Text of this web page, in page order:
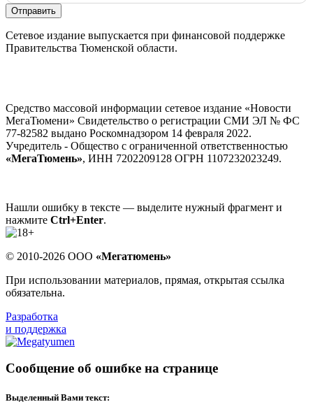
Отправить
Сетевое издание выпускается при финансовой поддержке
Правительства Тюменской области.
Средство массовой информации сетевое издание «Новости
МегаТюмени» Свидетельство о регистрации СМИ ЭЛ № ФС
77-82582 выдано Роскомнадзором 14 февраля 2022.
Учредитель - Общество с ограниченной ответственностью
«МегаТюмень», ИНН 7202209128 ОГРН 1107232023249.
Нашли ошибку в тексте — выделите нужный фрагмент и
нажмите Ctrl+Enter.
© 2010-2026 ООО «Мегатюмень»
При использовании материалов, прямая, открытая ссылка
обязательна.
Разработка
и поддержка
Сообщение об ошибке на странице
Выделенный Вами текст: